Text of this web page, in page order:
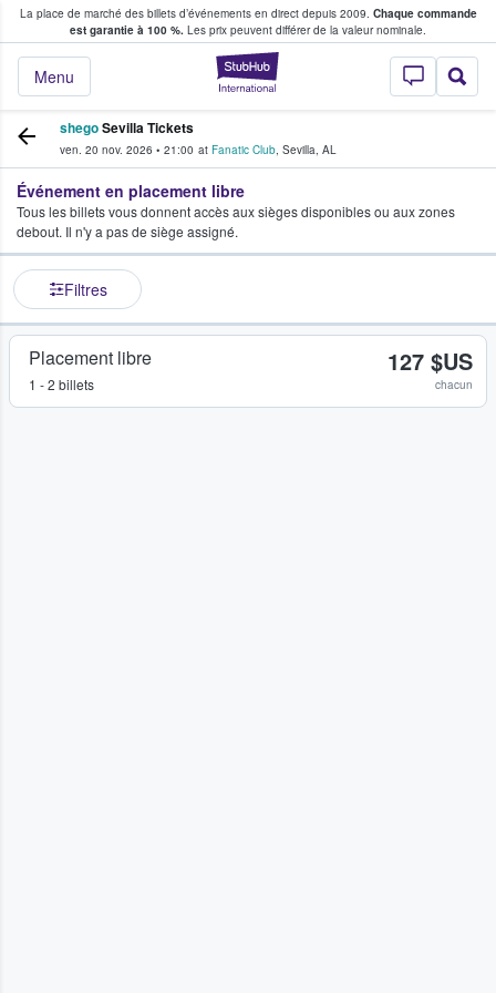
La place de marché des billets d’événements en direct depuis 2009. Chaque commande
est garantie à 100 %. Les prix peuvent différer de la valeur nominale.
StubHub - Où
Menu
fans achètent et vendent des billets
shegoSevilla Tickets
ven. 20 nov. 2026 • 21:00 at Fanatic Club, Sevilla, AL
Événement en placement libre
Tous les billets vous donnent accès aux sièges disponibles ou aux zones
debout. Il n'y a pas de siège assigné.
Filtres
Placement libre
1 - 2 billets
127 $US
chacun